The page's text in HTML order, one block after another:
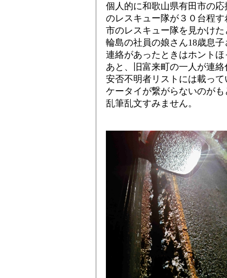
個人的に和歌山県有田市の
のレスキュー隊が３０台程
市のレスキュー隊を見かけ
輪島の社員の娘さん18歳息
連絡があったときはホント
あと、旧富来町の一人が連
安否不明者リストには載っ
ケータイが繋がらないのが
乱筆乱文すみません。